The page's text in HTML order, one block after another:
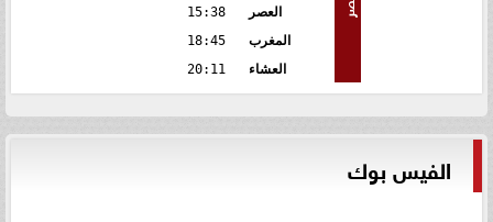
العصر
15:38
المغرب
18:45
العشاء
20:11
الفيس بوك